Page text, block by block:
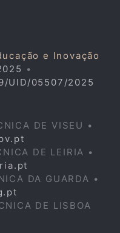
e Inovação
•
UID/05507/2025
DE VISEU •
DE LEIRIA •
DA GUARDA •
DE LISBOA